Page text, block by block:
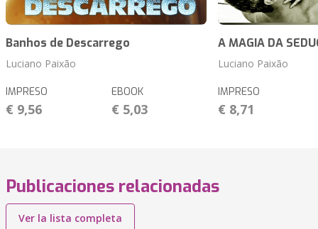
Banhos de Descarrego
Luciano Paixão
IMPRESO
€ 9,56
EBOOK
€ 5,03
A MAGIA DA
Luciano Paixão
IMPRESO
€ 8,71
Publicaciones relacionadas
Ver la lista completa